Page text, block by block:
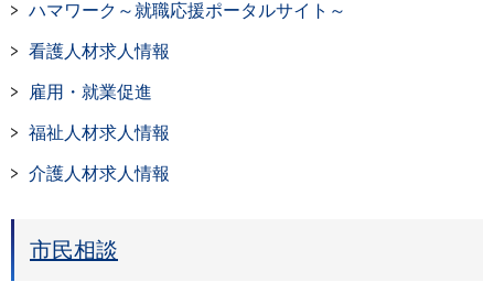
ハマワーク～就職応援ポータルサイト～
看護人材求人情報
雇用・就業促進
福祉人材求人情報
介護人材求人情報
市民相談